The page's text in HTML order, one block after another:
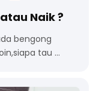
Naik ?
bengong
tau …